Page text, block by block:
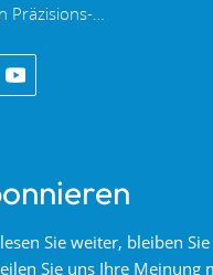
Präzisions-
wunderschöne
Chinas, Fuzhou, eine
qualifiziertem
einem kompletten
Sie weiter, bleiben
Sie uns Ihre Meinung